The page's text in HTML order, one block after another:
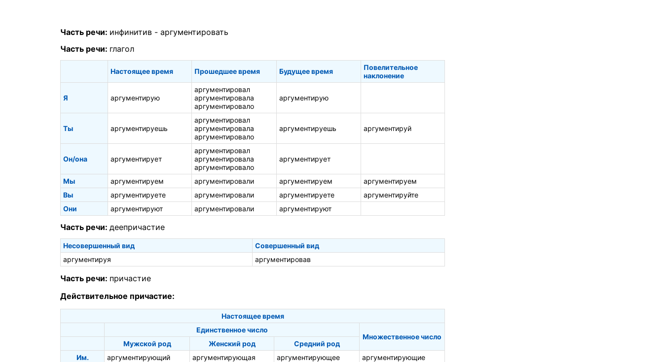
Часть речи: инфинитив - аргументировать
Часть речи: глагол
Настоящее время Прошедшее время Будущее время
Повелительное
наклонение
Я аргументирую
аргументировал
аргументировала
аргументировало
аргументирую
Ты аргументируешь
аргументировал
аргументировала
аргументировало
аргументируешь аргументируй
Он/она аргументирует
аргументировал
аргументировала
аргументировало
аргументирует
Мы аргументируем аргументировали аргументируем
аргументируем
Вы
аргументируете аргументировали аргументируете
аргументируйте
Они
аргументируют аргументировали аргументируют
Часть речи: деепричастие
Несовершенный вид
Совершенный вид
аргументируя
аргументировав
Часть речи: причастие
Действительное причастие:
Настоящее время
Единственное число
Множественное число
Мужской род
Женский род
Средний род
Им.
аргументирующий аргументирующая аргументирующее
аргументирующие